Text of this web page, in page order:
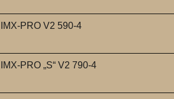
PRO V2 590-4
PRO „S“ V2 790-4